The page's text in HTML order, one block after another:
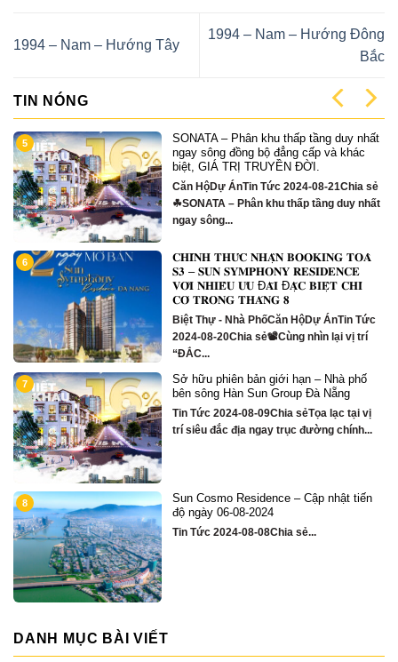
1994 – Nam – Hướng Tây
1994 – Nam – Hướng Đông
Bắc
TIN NÓNG
5
SONATA – Phân khu thấp tầng duy nhất
ngay sông đồng bộ đẳng cấp và khác
biệt, GIÁ TRỊ TRUYỀN ĐỜI.
Căn HộDự ÁnTin Tức 2024-08-21Chia sẻ
☘SONATA – Phân khu thấp tầng duy nhất
ngay sông...
6
𝐂𝐇𝐈́𝐍𝐇 𝐓𝐇𝐔̛́𝐂 𝐍𝐇𝐀̣̂𝐍 𝐁𝐎𝐎𝐊𝐈𝐍𝐆 𝐓𝐎𝐀̀
𝐒𝟑 – 𝐒𝐔𝐍 𝐒𝐘𝐌𝐏𝐇𝐎𝐍𝐘 𝐑𝐄𝐒𝐈𝐃𝐄𝐍𝐂𝐄
𝐕𝐎̛́𝐈 𝐍𝐇𝐈𝐄̂̀𝐔 𝐔̛𝐔 Đ𝐀̃𝐈 Đ𝐀̣̆𝐂 𝐁𝐈𝐄̣̂𝐓 𝐂𝐇𝐈̉
𝐂𝐎́ 𝐓𝐑𝐎𝐍𝐆 𝐓𝐇𝐀́𝐍𝐆 𝟖
Biệt Thự - Nhà PhốCăn HộDự ÁnTin Tức
2024-08-20Chia sẻ📽Cùng nhìn lại vị trí
“ĐẮC...
7
Sở hữu phiên bản giới hạn – Nhà phố
bên sông Hàn Sun Group Đà Nẵng
Tin Tức 2024-08-09Chia sẻTọa lạc tại vị
trí siêu đắc địa ngay trục đường chính...
8
Sun Cosmo Residence – Cập nhật tiến
độ ngày 06-08-2024
Tin Tức 2024-08-08Chia sẻ...
DANH MỤC BÀI VIẾT